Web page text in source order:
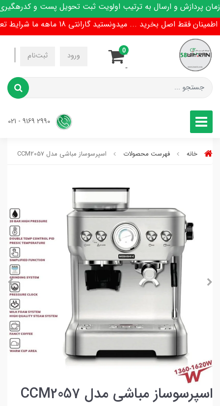
و ارسال به ترتیب اولویت ثبت تحویل پست و کدرهگیری
فقط اصل بخرید ... میدونستید گارانتی 18 ماهه ما شرایط تعویض هم داره !
ورود ثبت‌نام
-
-
0
خانه فهرست محصولات اسپرسوساز مباشی مدل CCM2057
اسپرسوساز مباشی مدل CCM2057